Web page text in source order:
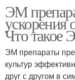
ЭМ
ускорения
Что такое
ЭМ препараты
культур
друг с другом в